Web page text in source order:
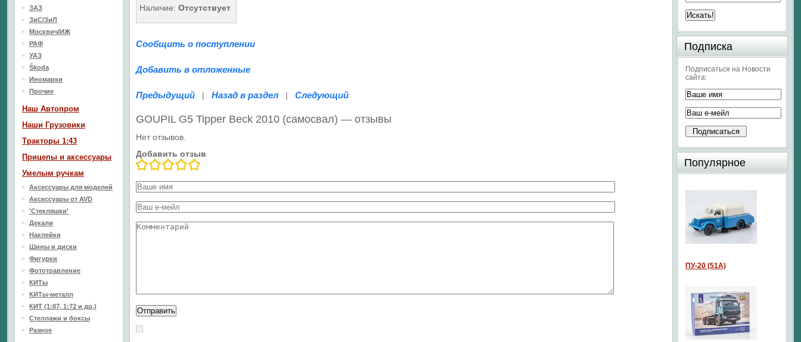
Наличие: Отсутствует
Сообщить о поступлении
Добавить в отложенные
Предыдущий | Назад в раздел | Следующий
GOUPIL G5 Tipper Beck 2010 (самосвал) — отзывы
Нет отзывов.
Добавить отзыв
ЗАЗ
ЗиС/ЗиЛ
Москвич/ИЖ
РАФ
УАЗ
Škoda
Иномарки
Прочие
Наш Aвтопром
Наши Грузовики
Тракторы 1:43
Прицепы и аксессуары
Умелым ручкам
Аксессуары для моделей
Аксессуары от AVD
'Стекляшки'
Декали
Наклейки
Шины и диски
Фигурки
Фототравление
КИТы
КИТы-металл
КИТ (1:87, 1:72 и др.)
Стеллажи и боксы
Разное
Подписка
Подписаться на Новости
сайта:
Популярное
ПУ-20 (51А)